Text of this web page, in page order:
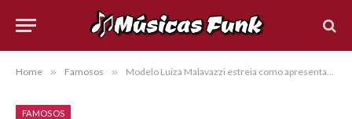
Home » Famosos » Modelo Luiza Malavazzi estreia como apresentadora no SBT
FAMOSOS